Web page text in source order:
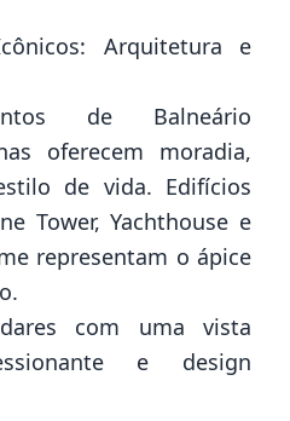
Arquitetura e
de Balneário
oferecem moradia,
de vida. Edifícios
Tower, Yachthouse e
representam o ápice
com uma vista
e design